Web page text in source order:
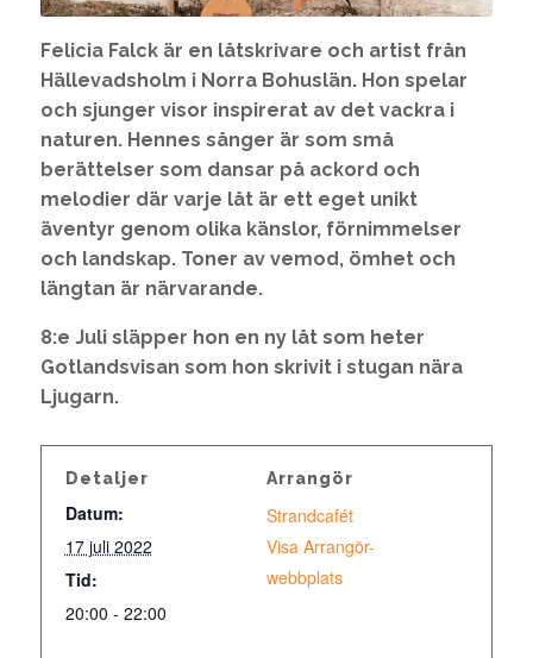
Felicia Falck är en låtskrivare och artist från
Hällevadsholm i Norra Bohuslän. Hon spelar
och sjunger visor inspirerat av det vackra i
naturen. Hennes sånger är som små
berättelser som dansar på ackord och
melodier där varje låt är ett eget unikt
äventyr genom olika känslor, förnimmelser
och landskap. Toner av vemod, ömhet och
längtan är närvarande.
8:e Juli släpper hon en ny låt som heter
Gotlandsvisan som hon skrivit i stugan nära
Ljugarn.
Detaljer
Datum:
17 juli 2022
Tid:
20:00 - 22:00
Arrangör
Strandcafét
Visa Arrangör-
webbplats